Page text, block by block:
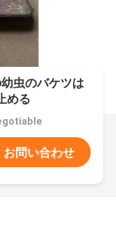
虫のバケツは
める
お問い合わせ